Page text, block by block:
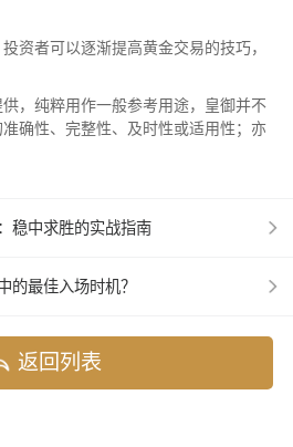
资者可以逐渐提高黄金交易的技巧，
，纯粹用作一般参考用途，皇御并不
确性、完整性、及时性或适用性；亦
稳中求胜的实战指南
的最佳入场时机？
返回列表